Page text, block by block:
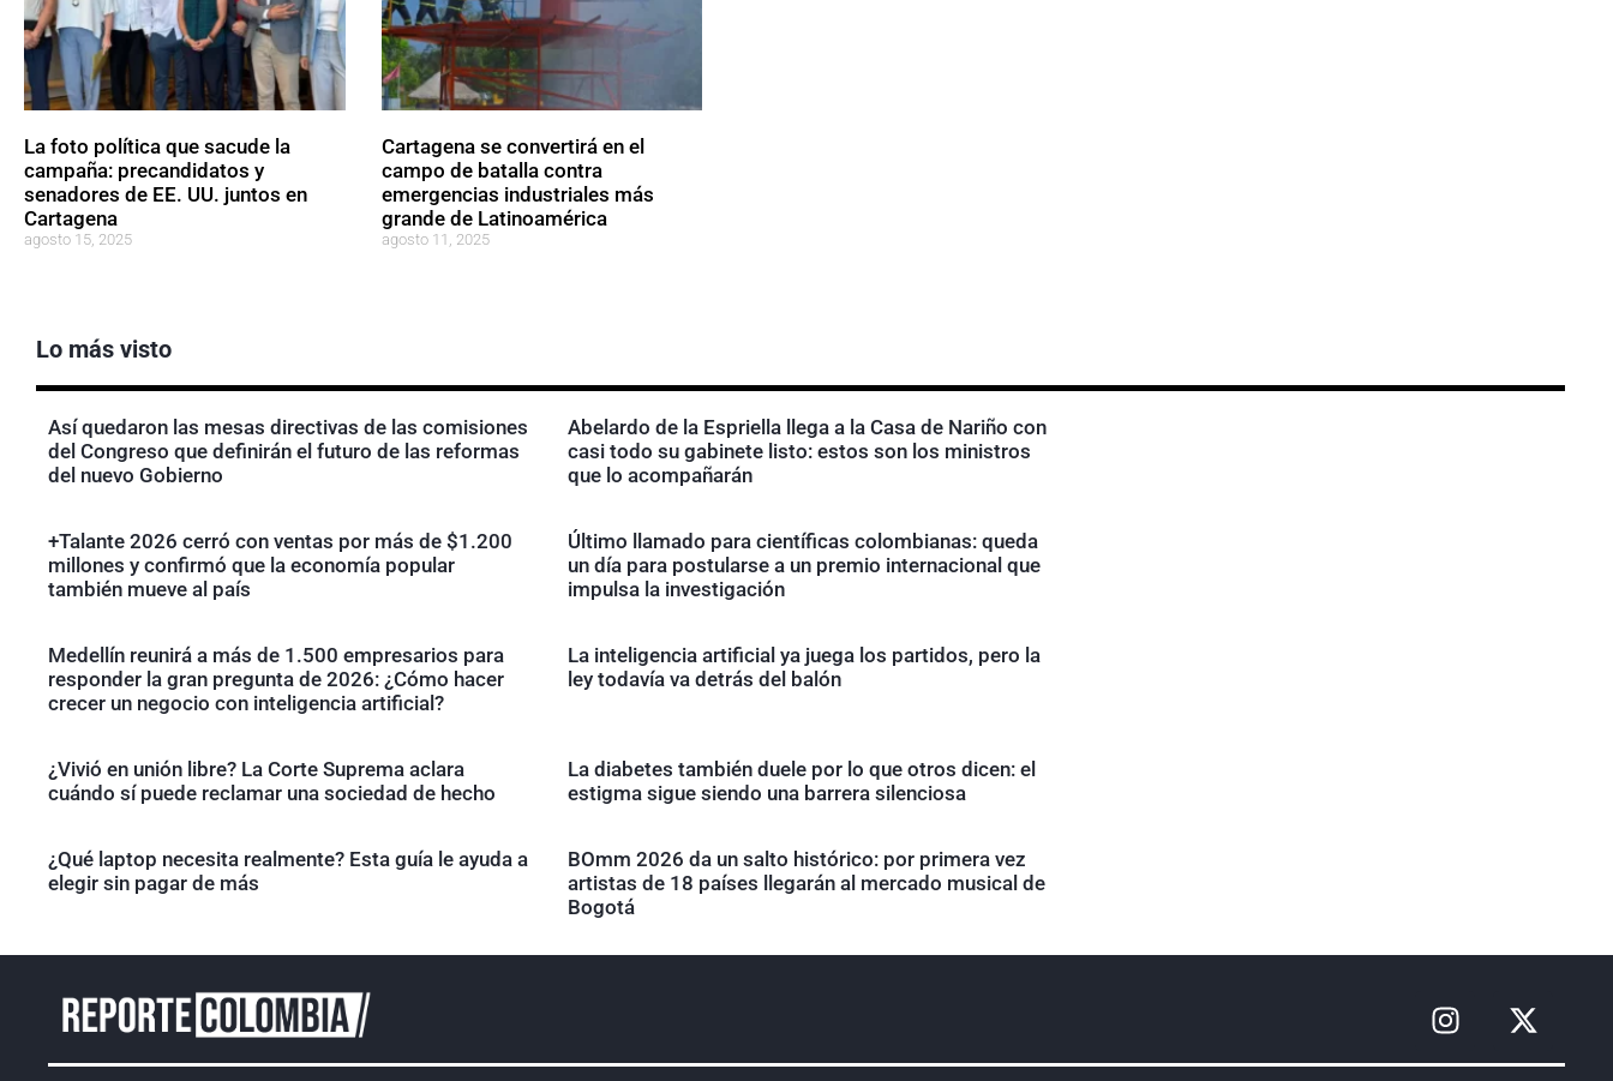
La foto política que sacude la
campaña: precandidatos y
senadores de EE. UU. juntos en
Cartagena
agosto 15, 2025
Cartagena se convertirá en el
campo de batalla contra
emergencias industriales más
grande de Latinoamérica
agosto 11, 2025
Lo más visto
Así quedaron las mesas directivas de las comisiones
del Congreso que definirán el futuro de las reformas
del nuevo Gobierno
Abelardo de la Espriella llega a la Casa de Nariño con
casi todo su gabinete listo: estos son los ministros
que lo acompañarán
+Talante 2026 cerró con ventas por más de $1.200
millones y confirmó que la economía popular
también mueve al país
Último llamado para científicas colombianas: queda
un día para postularse a un premio internacional que
impulsa la investigación
Medellín reunirá a más de 1.500 empresarios para
responder la gran pregunta de 2026: ¿Cómo hacer
crecer un negocio con inteligencia artificial?
La inteligencia artificial ya juega los partidos, pero la
ley todavía va detrás del balón
¿Vivió en unión libre? La Corte Suprema aclara
cuándo sí puede reclamar una sociedad de hecho
La diabetes también duele por lo que otros dicen: el
estigma sigue siendo una barrera silenciosa
¿Qué laptop necesita realmente? Esta guía le ayuda a
elegir sin pagar de más
BOmm 2026 da un salto histórico: por primera vez
artistas de 18 países llegarán al mercado musical de
Bogotá